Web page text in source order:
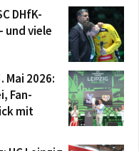
DHfK-
und viele
Mai 2026:
Fan-
mit